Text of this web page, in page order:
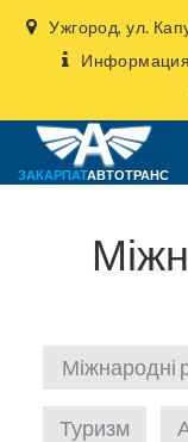
Ужгород, ул.
Информация
ЗАКАРПАТАВТОТРАНС
Міжнародні
Туризм